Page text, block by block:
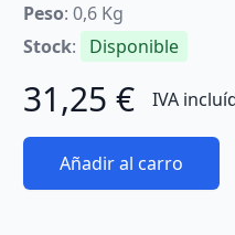
Peso: 0,6 Kg
Stock: Disponible
31,25 € IVA
Añadir al carro